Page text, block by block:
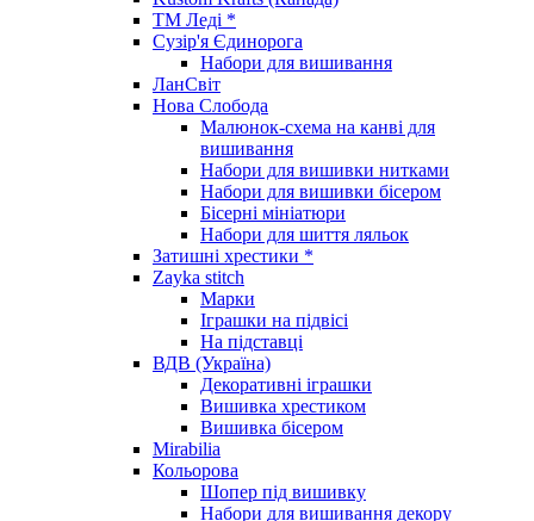
ТМ Леді *
Сузір'я Єдинорога
Набори для вишивання
ЛанСвіт
Нова Слобода
Малюнок-схема на канві для
вишивання
Набори для вишивки нитками
Набори для вишивки бісером
Бісерні мініатюри
Набори для шиття ляльок
Затишні хрестики *
Zayka stitch
Марки
Іграшки на підвісі
На підставці
ВДВ (Україна)
Декоративні іграшки
Вишивка хрестиком
Вишивка бісером
Mirabilia
Кольорова
Шопер під вишивку
Набори для вишивання декору